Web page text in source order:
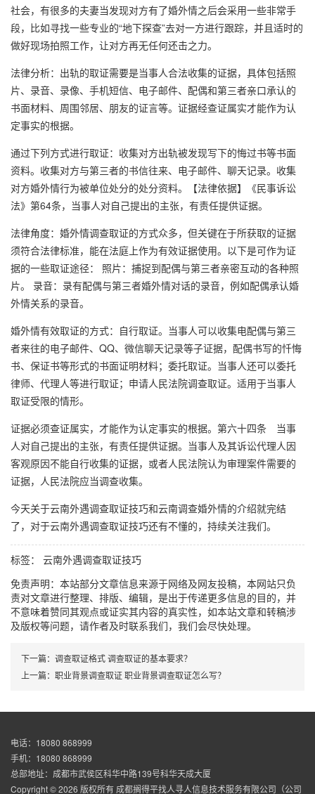
社会，有很多的夫妻当发现对方有了婚外情之后会采用一些非常手
段，比如寻找一些专业的“地下探查”去对一方进行跟踪，并且适时的
做好现场拍照工作，让对方再无任何还击之力。
法律分析：出轨的取证需要是当事人合法收集的证据，具体包括照
片、录音、录像、手机短信、电子邮件、配偶和第三者亲口承认的
书面材料、周围邻居、朋友的证言等。证据经查证属实才能作为认
定事实的根据。
通过下列方式进行取证：收集对方出轨被发现写下的悔过书等书面
资料。收集对方与第三者的书信往来、电子邮件、聊天记录。收集
对方婚外情行为被单位处分的处分资料。【法律依据】《民事诉讼
法》第64条，当事人对自己提出的主张，有责任提供证据。
法律角度：婚外情调查取证的方式众多，但关键在于所获取的证据
须符合法律标准，能在法庭上作为有效证据使用。以下是可作为证
据的一些取证途径： 照片：捕捉到配偶与第三者亲密互动的各种照
片。 录音：录有配偶与第三者婚外情对话的录音，例如配偶承认婚
外情关系的录音。
婚外情有效取证的方式：自行取证。当事人可以收集电配偶与第三
者来往的电子邮件、QQ、微信聊天记录等子证据，配偶书写的忏悔
书、保证书等形式的书面证明材料；委托取证。当事人还可以委托
律师、代理人等进行取证；申请人民法院调查取证。适用于当事人
取证受限的情形。
证据必须查证属实，才能作为认定事实的根据。第六十四条 当事
人对自己提出的主张，有责任提供证据。当事人及其诉讼代理人因
客观原因不能自行收集的证据，或者人民法院认为审理案件需要的
证据，人民法院应当调查收集。
今天关于云南外遇调查取证技巧和云南调查婚外情的介绍就完结
了，对于云南外遇调查取证技巧还有不懂的，持续关注我们。
标签： 云南外遇调查取证技巧
免责声明：本站部分文章信息来源于网络及网友投稿，本网站只负
责对文章进行整理、排版、编辑，是出于传递更多信息的目的，并
不意味着赞同其观点或证实其内容的真实性，如本站文章和转稿涉
及版权等问题，请作者及时联系我们，我们会尽快处理。
下一篇： 调查取证格式 调查取证的基本要求？
上一篇： 职业背景调查取证 职业背景调查取证怎么写？
电话：18080 868999
手机：18080 868999
总部地址：成都市武侯区科华中路139号科华天成大厦
Copyright © 2026 版权所有 成都搁得平找人寻人信息技术服务有限公司（公司